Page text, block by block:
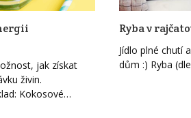
jak získat
živin.
Kokosové…
Ryba v
Jídlo plné chutí
dům :) Ryba